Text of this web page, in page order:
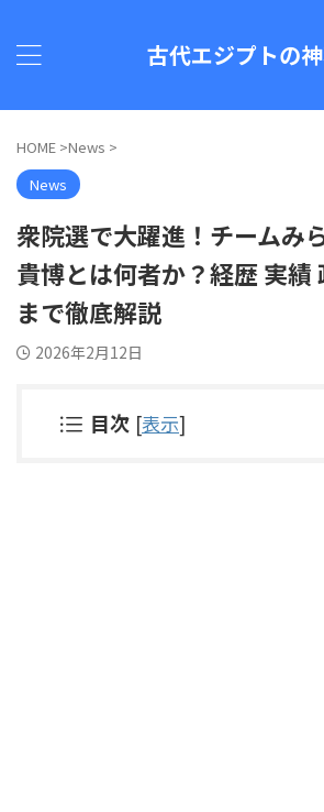
古代エジプトの
HOME >News >
News
衆院選で大躍進！チームみ
貴博とは何者か？経歴 実績
まで徹底解説
2026年2月12日
目次 [表示]